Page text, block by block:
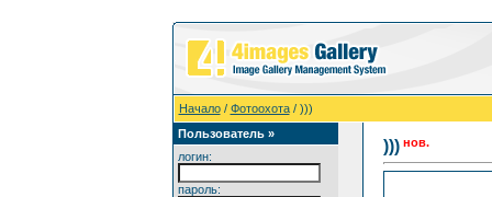
Начало/ Фотоохота/ )))
Пользователь »
логин:
пароль:
))) нов.